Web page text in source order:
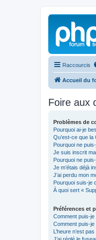
Raccourcis
Accueil du
Foire aux
Problèmes de
Pourquoi ai-je
Qu’est-ce que la
Pourquoi ne
Je suis inscrit
Pourquoi ne
Je m’étais déjà
J’ai perdu mon
Pourquoi suis-je
À quoi sert «
Préférences et
Comment puis-
Comment puis-je
L’heure n’est
J’ai réglé le